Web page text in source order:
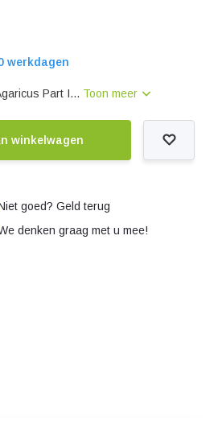
werkdagen
Part I... Toon meer
winkelwagen
goed? Geld terug
denken graag met u mee!